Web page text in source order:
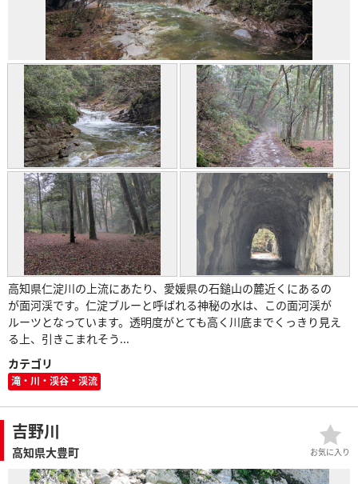
高知県仁淀川の上流にあたり、愛媛県の石鎚山の麓近くにあるの
が面河渓です。仁淀ブルーと呼ばれる神秘の水は、この面河渓が
ルーツとなっています。透明度がとても高く川底までくっきり見え
る上、引きこまれそう...
カテゴリ
滝・川・渓谷・渓流
吉野川
高知県大豊町 お気に入り